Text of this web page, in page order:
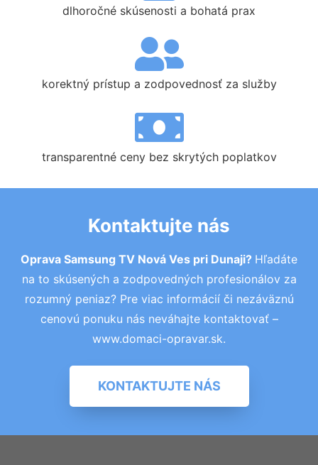
dlhoročné skúsenosti a bohatá prax
korektný prístup a zodpovednosť za služby
transparentné ceny bez skrytých poplatkov
Kontaktujte nás
Oprava Samsung TV Nová Ves pri Dunaji? Hľadáte
na to skúsených a zodpovedných profesionálov za
rozumný peniaz? Pre viac informácií či nezáväznú
cenovú ponuku nás neváhajte kontaktovať –
www.domaci-opravar.sk.
KONTAKTUJTE NÁS